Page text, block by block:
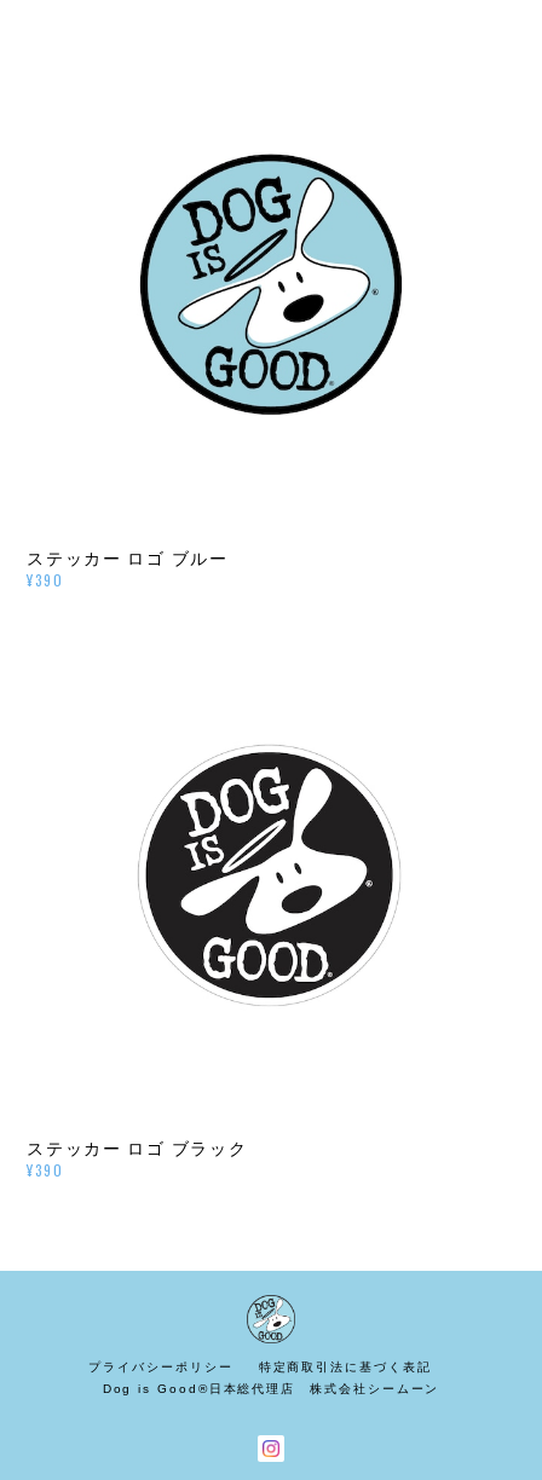
ステッカー ロゴ ブルー
¥390
ステッカー ロゴ ブラック
¥390
プライバシーポリシー
特定商取引法に基づく表記
Dog is Good®日本総代理店 株式会社シームーン